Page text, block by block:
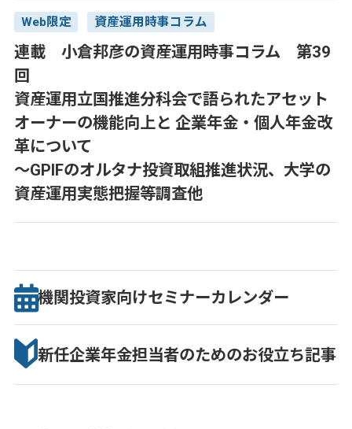
Web限定 資産運用時事コラム
連載 小倉邦彦の資産運用時事コラム 第39
回
資産運用立国推進分科会で語られたアセット
オーナーの機能向上と 企業年金・個人年金改
革について
～GPIFのオルタナ投資取組推進状況、大学の
資産運用実態把握等調査他
機関投資家向けセミナーカレンダー
新任企業年金担当者のためのお役立ち記事